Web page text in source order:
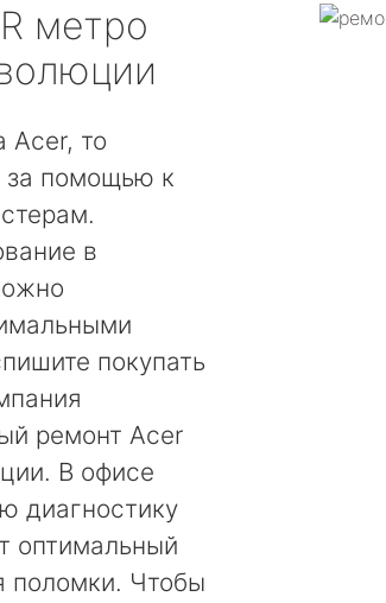
метро
Acer, то
за помощью к
в
покупать
ремонт Acer
В офисе
диагностику
оптимальный
поломки. Чтобы